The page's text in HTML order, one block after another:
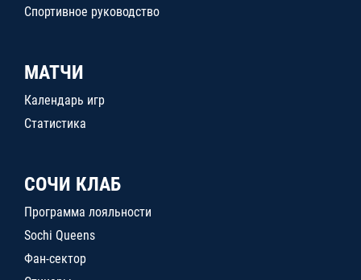
Спортивное руководство
МАТЧИ
Календарь игр
Статистика
СОЧИ КЛАБ
Программа лояльности
Sochi Queens
Фан-сектор